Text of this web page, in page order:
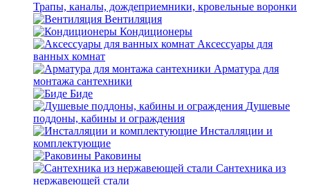
Трапы, каналы, дождеприемники, кровельные воронки
Вентиляция
Кондиционеры
Аксессуары для
ванных комнат
Арматура для
монтажа сантехники
Биде
Душевые
поддоны, кабины и ограждения
Инсталляции и
комплектующие
Раковины
Сантехника из
нержавеющей стали